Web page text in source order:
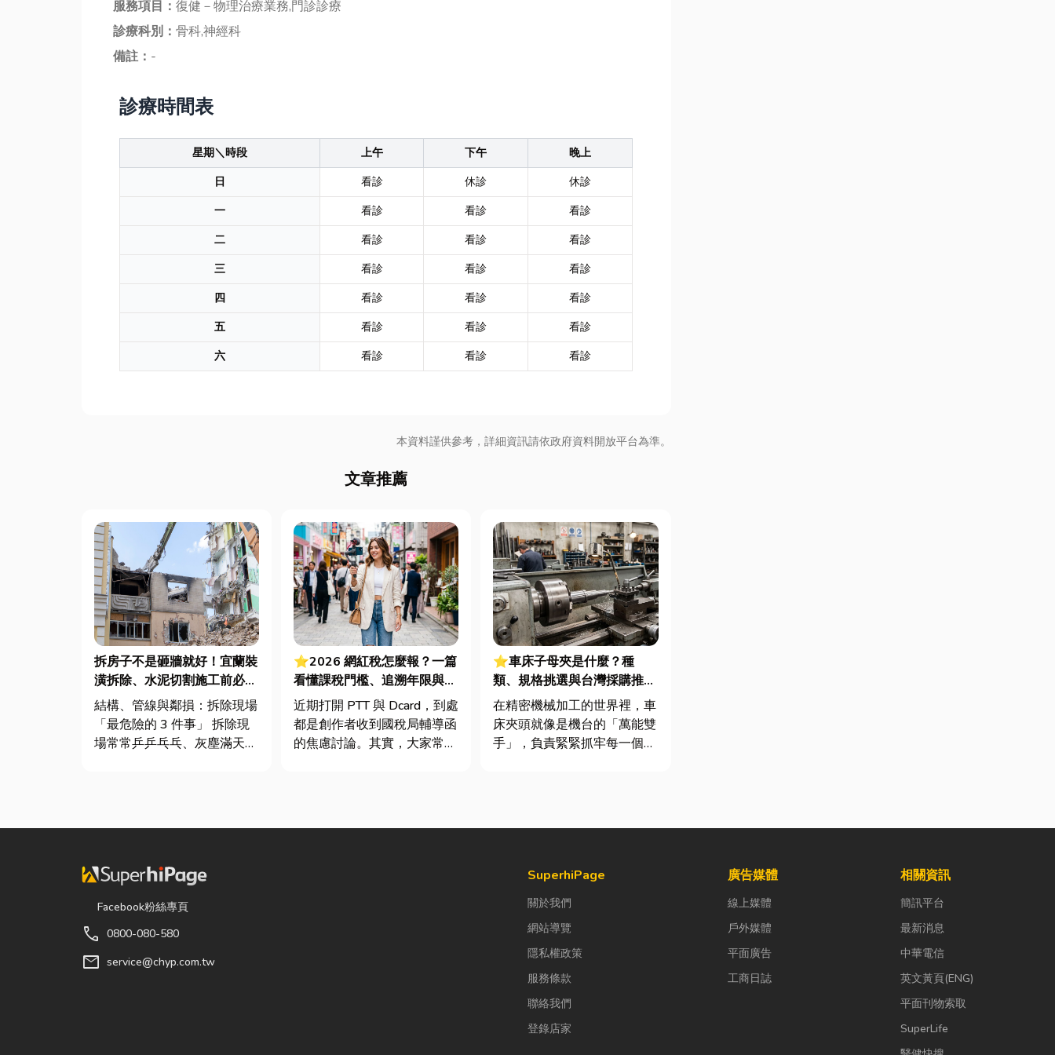
服務項目： 復健－物理治療業務,門診診療
診療科別： 骨科,神經科
備註： -
診療時間表
星期＼時段 上午 下午
晚上
日
看診 休診
休診
一
看診 看診
看診
二
看診 看診
看診
三
看診 看診
看診
四
看診 看診
看診
五
看診 看診
看診
六
看診 看診 看診
本資料謹供參考，詳細資訊請依政府資料開放平台為準。
文章推薦
拆房子不是砸牆就好！宜蘭裝
潢拆除、水泥切割施工前必看
的避坑指南，專家曝這 3 件事
最危險！
結構、管線與鄰損：拆除現場
「最危險的 3 件事」 拆除現
場常常乒乒乓乓、灰塵滿天
⭐2026 網紅稅怎麼報？一篇
看懂課稅門檻、追溯年限與合
法節稅，文末加碼會計/記帳
士推薦
近期打開 PTT 與 Dcard，到處
都是創作者收到國稅局輔導函
的焦慮討論。其實，大家常說
⭐車床子母夾是什麼？種
類、規格挑選與台灣採購推薦
完整指南
在精密機械加工的世界裡，車
床夾頭就像是機台的「萬能雙
手」，負責緊緊抓牢每一個旋
具」的...
Facebook粉絲專頁
call 0800-080-580
mail service@chyp.com.tw
SuperhiPage
關於我們
網站導覽
隱私權政策
服務條款
聯絡我們
登錄店家
廣告媒體
線上媒體
戶外媒體
平面廣告
工商日誌
相關資訊
簡訊平台
最新消息
中華電信
英文黃頁(ENG)
平面刊物索取
SuperLife